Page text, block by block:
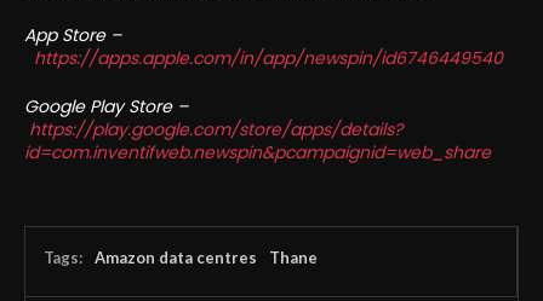
App Store –
https://apps.apple.com/in/app/newspin/id6746449540
Google Play Store –
https://play.google.com/store/apps/details?
id=com.inventifweb.newspin&pcampaignid=web_share
Tags: Amazon data centres Thane